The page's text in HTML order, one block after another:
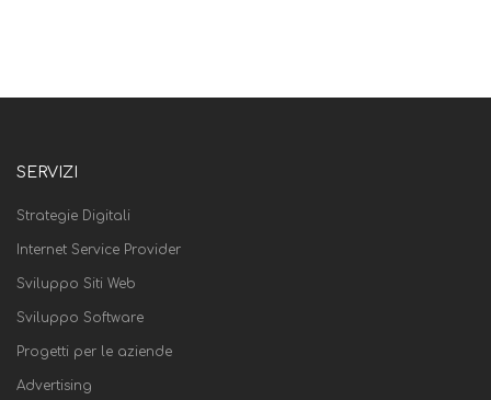
SERVIZI
Strategie Digitali
Internet Service Provider
Sviluppo Siti Web
Sviluppo Software
Progetti per le aziende
Advertising